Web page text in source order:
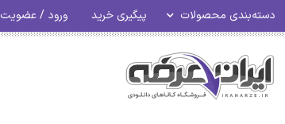
دسته‌بندی محصولات پیگیری خرید ورود / عضویت